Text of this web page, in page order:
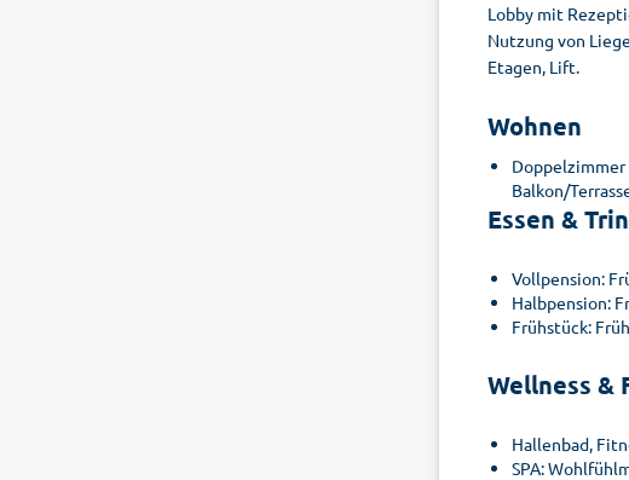
Lobby mit
Nutzung von
Etagen, Lift.
Wohnen
Doppelzimmer
Balkon/
Essen &
Vollpension:
Halbpension:
Frühstück:
Wellness &
Hallenbad,
SPA: